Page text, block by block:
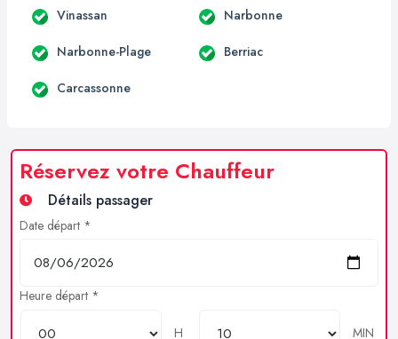
Vinassan Narbonne
Narbonne-Plage Berriac
Carcassonne
Réservez votre Chauffeur
Détails passager
Date départ *
Heure départ *
H
MIN